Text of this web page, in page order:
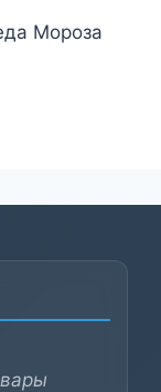
Мороза